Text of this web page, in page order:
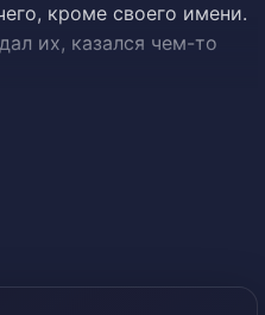
кроме своего имени.
их, казался чем-то